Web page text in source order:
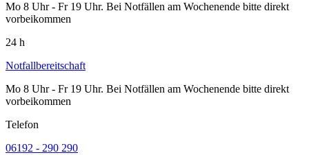
Mo 8 Uhr - Fr 19 Uhr. Bei Notfällen am Wochenende bitte direkt
vorbeikommen
24 h
Notfallbereitschaft
Mo 8 Uhr - Fr 19 Uhr. Bei Notfällen am Wochenende bitte direkt
vorbeikommen
Telefon
06192 - 290 290